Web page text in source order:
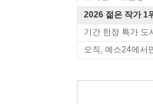
2026 젊은 작가 1
기간 한정 특가 도
오직, 예스24에서